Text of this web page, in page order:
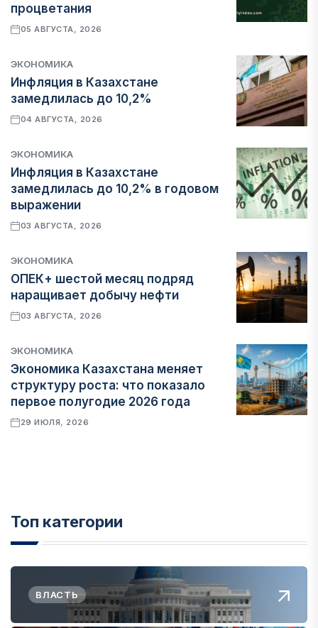
процветания
05 АВГУСТА, 2026
ЭКОНОМИКА
Инфляция в Казахстане
замедлилась до 10,2%
04 АВГУСТА, 2026
ЭКОНОМИКА
Инфляция в Казахстане
замедлилась до 10,2% в годовом
выражении
03 АВГУСТА, 2026
ЭКОНОМИКА
ОПЕК+ шестой месяц подряд
наращивает добычу нефти
03 АВГУСТА, 2026
ЭКОНОМИКА
Экономика Казахстана меняет
структуру роста: что показало
первое полугодие 2026 года
29 ИЮЛЯ, 2026
Топ категории
ВЛАСТЬ